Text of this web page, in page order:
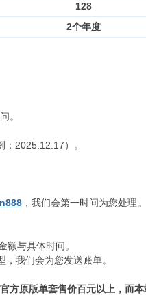
128
2个年度
。
2025.12.17）。
，我们会第一时间为您处理。
与具体时间。
我们会为您发送账单。
原版单套售价百元以上，而